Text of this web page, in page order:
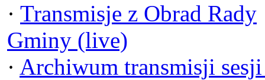
· Transmisje z Obrad Rady
Gminy (live)
· Archiwum transmisji